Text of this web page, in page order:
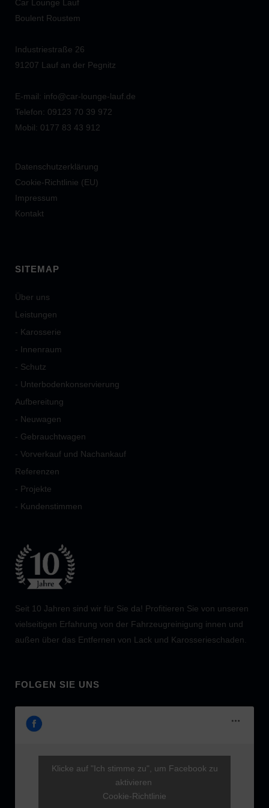
Car Lounge Lauf
Boulent Roustem
Industriestraße 26
91207 Lauf an der Pegnitz
E-mail: info@car-lounge-lauf.de
Telefon: 09123 70 39 972
Mobil: 0177 83 43 912
Datenschutzerklärung
Cookie-Richtlinie (EU)
Impressum
Kontakt
SITEMAP
Über uns
Leistungen
- Karosserie
- Innenraum
- Schutz
- Unterbodenkonservierung
Aufbereitung
- Neuwagen
- Gebrauchtwagen
- Vorverkauf und Nachankauf
Referenzen
- Projekte
- Kundenstimmen
Seit 10 Jahren sind wir für Sie da! Profitieren Sie von unseren
vielseitigen Erfahrung von der Fahrzeugreinigung innen und
außen über das Entfernen von Lack und Karosserieschaden.
FOLGEN SIE UNS
Klicke auf "Ich stimme zu", um Facebook zu
aktivieren
Cookie-Richtlinie